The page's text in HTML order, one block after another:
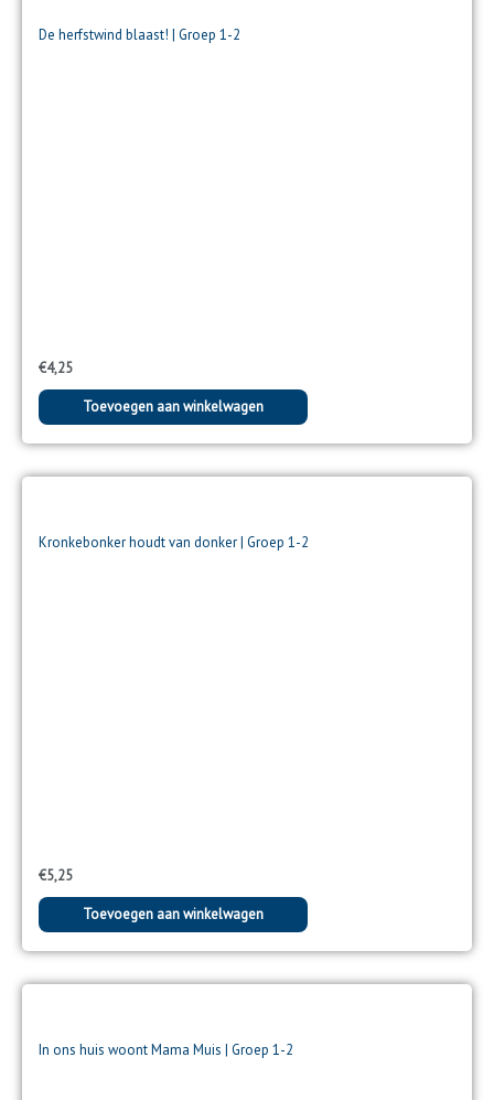
De herfstwind blaast! | Groep 1-2
€4,25
Toevoegen aan winkelwagen
Kronkebonker houdt van donker | Groep 1-2
€5,25
Toevoegen aan winkelwagen
In ons huis woont Mama Muis | Groep 1-2